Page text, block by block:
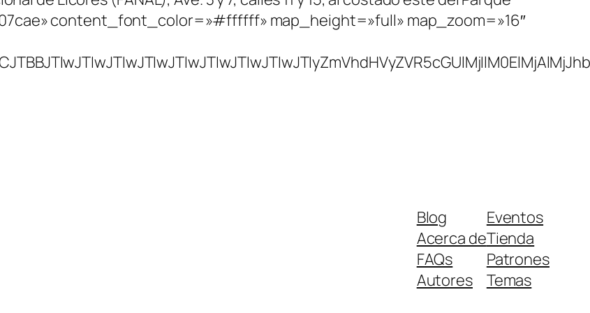
Blog
Acerca de
FAQs
Autores
Eventos
Tienda
Patrones
Temas